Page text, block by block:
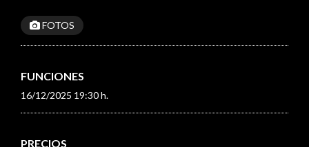
FOTOS
FUNCIONES
16/12/2025 19:30 h.
PRECIOS